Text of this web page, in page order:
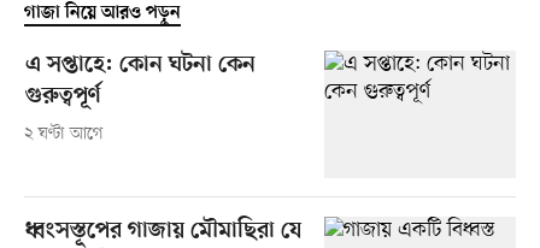
গাজা নিয়ে আরও পড়ুন
এ সপ্তাহে: কোন ঘটনা কেন
গুরুত্বপূর্ণ
২ ঘণ্টা আগে
ধ্বংসস্তূপের গাজায় মৌমাছিরা যে